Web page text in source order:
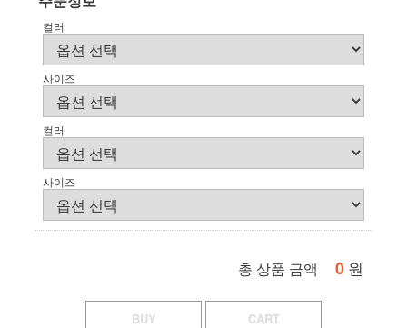
컬러
사이즈
컬러
사이즈
총 상품 금액 0 원
BUY CART